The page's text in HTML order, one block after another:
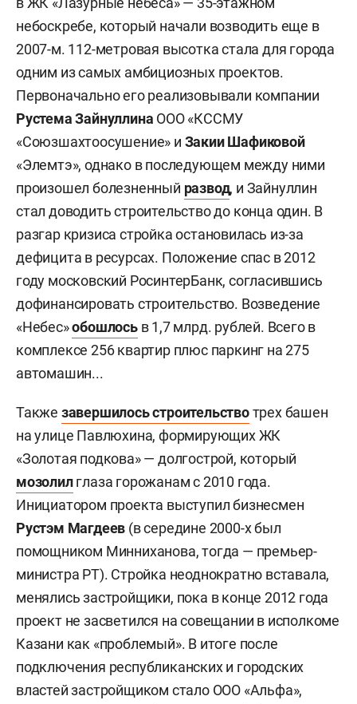
небоскребе, который начали возводить еще в
2007-м. 112-метровая высотка стала для города
одним из самых амбициозных проектов.
Первоначально его реализовывали компании
Рустема Зайнуллина ООО «КССМУ
«Союзшахтоосушение» и Закии Шафиковой
«Элемтэ», однако в последующем между ними
произошел болезненный развод, и Зайнуллин
стал доводить строительство до конца один. В
разгар кризиса стройка остановилась из-за
дефицита в ресурсах. Положение спас в 2012
году московский РосинтерБанк, согласившись
дофинансировать строительство. Возведение
«Небес»обошлосьв 1,7 млрд. рублей. Всего в
комплексе 256 квартир плюс паркинг на 275
автомашин...
Также завершилось строительствотрех башен
на улице Павлюхина, формирующих ЖК
«Золотая подкова» — долгострой, который
мозолилглаза горожанам с 2010 года.
Инициатором проекта выступил бизнесмен
Рустэм Магдеев (в середине 2000-х был
помощником Минниханова, тогда — премьер-
министра РТ). Стройка неоднократно вставала,
менялись застройщики, пока в конце 2012 года
проект не засветился на совещании в исполкоме
Казани как «проблемый». В итоге после
подключения республиканских и городских
властей застройщиком стало ООО «Альфа»,